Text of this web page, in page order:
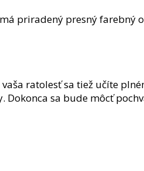
priradený presný farebný
ratolesť sa tiež učíte
sa bude môcť